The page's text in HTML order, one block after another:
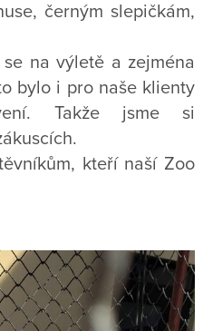
černým slepičkám,
na výletě a zejména
bylo i pro naše klienty
Takže jsme si
kteří naší Zoo